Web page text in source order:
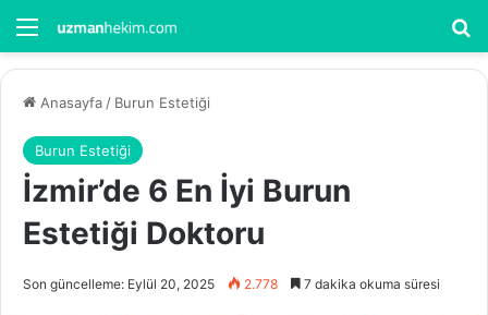
Menü
Anasayfa / Burun Estetiği
Burun Estetiği
İzmir’de 6 En İyi Burun
Estetiği Doktoru
Son güncelleme: Eylül 20, 2025 2.778 7 dakika okuma süresi